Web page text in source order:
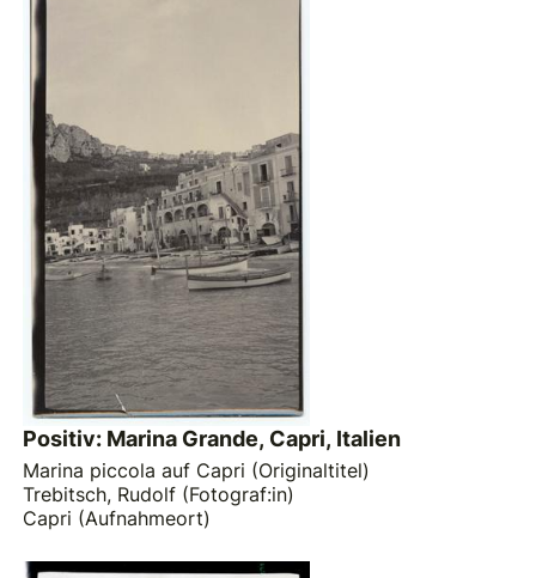
Positiv: Marina Grande, Capri, Italien
Marina piccola auf Capri (Originaltitel)
Trebitsch, Rudolf (Fotograf:in)
Capri (Aufnahmeort)